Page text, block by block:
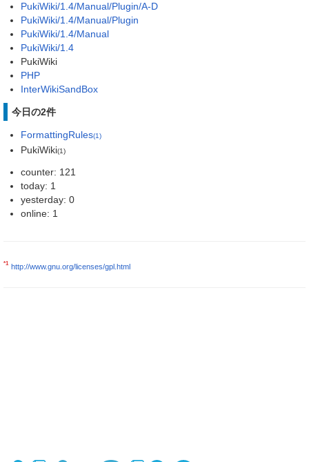
PukiWiki/1.4/Manual/Plugin/A-D
PukiWiki/1.4/Manual/Plugin
PukiWiki/1.4/Manual
PukiWiki/1.4
PukiWiki
PHP
InterWikiSandBox
今日の2件
FormattingRules(1)
PukiWiki(1)
counter: 121
today: 1
yesterday: 0
online: 1
*1 http://www.gnu.org/licenses/gpl.html